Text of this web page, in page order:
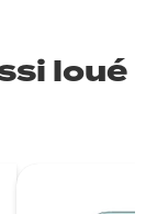
loué